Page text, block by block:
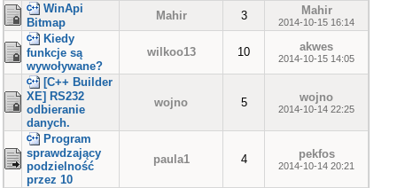
WinApi
Bitmap
Mahir 3 Mahir
2014-10-15 16:14
Kiedy
funkcje są
wywoływane?
wilkoo13 10 akwes
2014-10-15 14:05
[C++ Builder
XE] RS232
odbieranie
danych.
wojno 5 wojno
2014-10-14 22:25
Program
sprawdzający
podzielność
przez 10
paula1 4 pekfos
2014-10-14 20:21